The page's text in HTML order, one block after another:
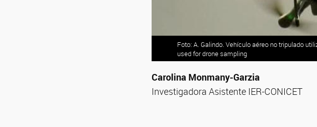
Foto: A. Galindo. Vehículo aéreo no tripulado
used for drone sampling
Carolina Monmany-Garzia
Investigadora Asistente IER-CONICET